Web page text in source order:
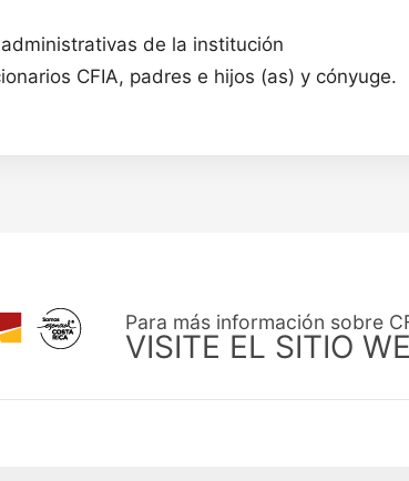
de la institución
CFIA, padres e hijos (as) y cónyuge.
Para más información sobre
VISITE EL SITIO